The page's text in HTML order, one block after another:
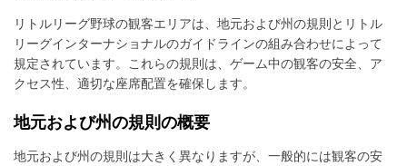
リトルリーグ野球の観客エリアは、地元および州の規則とリトル
リーグインターナショナルのガイドラインの組み合わせによって
規定されています。これらの規則は、ゲーム中の観客の安全、ア
クセス性、適切な座席配置を確保します。
地元および州の規則の概要
地元および州の規則は大きく異なりますが、一般的には観客の安